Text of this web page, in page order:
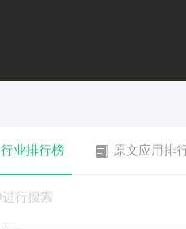
行业排行榜 原文应用排